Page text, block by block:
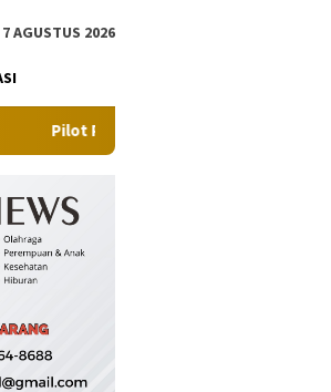
AGUSTUS 2026
Kementerian ATR/BPN Uji Coba